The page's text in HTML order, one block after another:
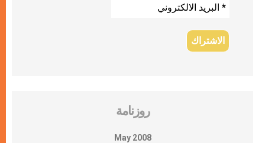
روزنامة
May 2008